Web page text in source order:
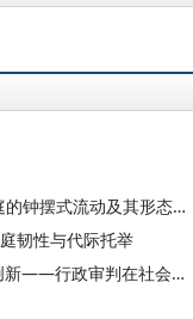
钱芃希 杨小柳：建构“美好生活”：县-市家庭的钟摆式流动及其形态维系
韧性与代际托举
江必新：拓宽行政审判职能 推进社会管理创新——行政审判在社会管理创新中的角色思考